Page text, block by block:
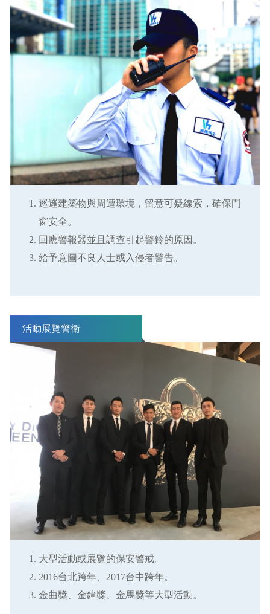
巡邏建築物與周遭環境，留意可疑線索，確保門
窗安全。
回應警報器並且調查引起警鈴的原因。
給予意圖不良人士或入侵者警告。
活動展覽警衛
大型活動或展覽的保安警戒。
2016台北跨年、2017台中跨年。
金曲獎、金鐘獎、金馬獎等大型活動。